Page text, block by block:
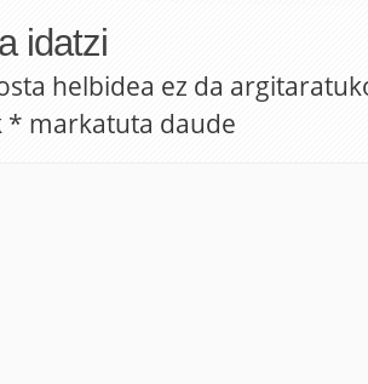
idatzi
helbidea ez da
* markatuta daude